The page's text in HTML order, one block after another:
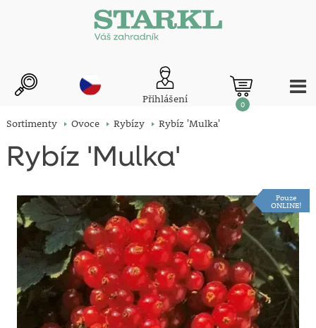
Přihlášení 0
Sortimenty Ovoce Rybízy Rybíz 'Mulka'
Rybíz 'Mulka'
Pouze
ONLINE!